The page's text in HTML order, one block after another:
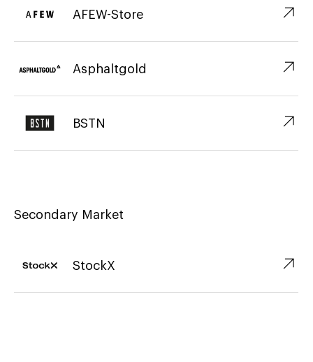
AFEW-Store ↗︎
Asphaltgold ↗︎
BSTN ↗︎
Secondary Market
StockX ↗︎